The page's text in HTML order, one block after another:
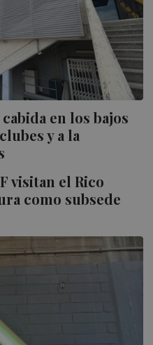
en los bajos
y a la
visitan el Rico
como subsede